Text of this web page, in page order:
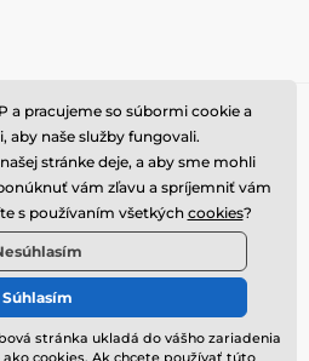
a pracujeme so súbormi cookie a
aby naše služby fungovali.
stránke deje, a aby sme mohli
vám zľavu a spríjemniť vám
s používaním všetkých cookies?
Súhlasím
stránka ukladá do vášho zariadenia